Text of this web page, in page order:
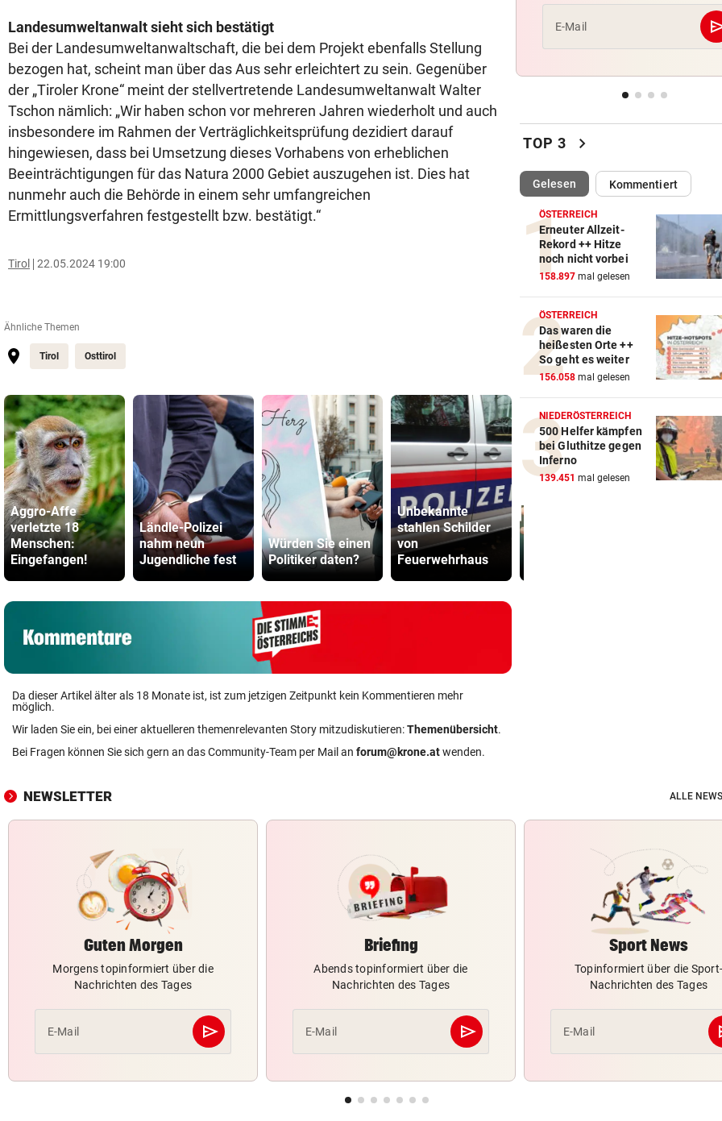
Landesumweltanwalt sieht sich bestätigt
Bei der Landesumweltanwaltschaft, die bei dem Projekt ebenfalls Stellung
bezogen hat, scheint man über das Aus sehr erleichtert zu sein. Gegenüber
der „Tiroler Krone“ meint der stellvertretende Landesumweltanwalt Walter
Tschon nämlich: „Wir haben schon vor mehreren Jahren wiederholt und auch
insbesondere im Rahmen der Verträglichkeitsprüfung dezidiert darauf
hingewiesen, dass bei Umsetzung dieses Vorhabens von erheblichen
Beeinträchtigungen für das Natura 2000 Gebiet auszugehen ist. Dies hat
nunmehr auch die Behörde in einem sehr umfangreichen
Ermittlungsverfahren festgestellt bzw. bestätigt.“
Tirol 22.05.2024 19:00
Ähnliche Themen
Tirol Osttirol
Aggro-Affe
verletzte 18
Menschen:
Eingefangen!
Ländle-Polizei
nahm neun
Jugendliche fest
Würden Sie einen
Politiker daten?
Unbekannte
stahlen Schilder
von
Feuerwehrhaus
Da dieser Artikel älter als 18 Monate ist, ist zum jetzigen Zeitpunkt kein Kommentieren mehr
möglich.
Wir laden Sie ein, bei einer aktuelleren themenrelevanten Story mitzudiskutieren:Themenübersicht.
Bei Fragen können Sie sich gern an das Community-Team per Mail an forum@krone.atwenden.
ERHÖHTE WERTE: vor 2
Der nächste Badesee muss
Halbfinal-Aus für Luca Karl
K.o.-Sprintbewerb
„KANN DAS JEMAND ...“
Insta-Video von Ski-Idol lässt
Braathen ausflippen
NA MAHLZEIT! vor
Nordkorea empfiehlt
E-Mail
TOP 3 chevron_right
Gelesen(ausgewählt)Kommentiert
ÖSTERREICH
Erneuter Allzeit-
Rekord ++ Hitze
noch nicht vorbei
158.897 mal gelesen
ÖSTERREICH
Das waren die
heißesten Orte ++
So geht es weiter
156.058 mal gelesen
NIEDERÖSTERREICH
500 Helfer kämpfen
bei Gluthitze gegen
Inferno
139.451 mal gelesen
NEWSLETTER ALLE
Guten Morgen
Morgens topinformiert über die
Nachrichten des Tages
E-Mail send
Abschicken
Briefing
Abends topinformiert über die
Nachrichten des Tages
E-Mail send
Abschicken
Sport News
Topinformiert über die Sport-
Nachrichten des Tages
E-Mail